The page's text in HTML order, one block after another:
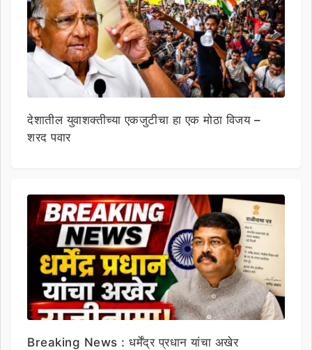
देशातील युवाशक्तीच्या एकजुटीचा हा एक मोठा विजय –
शरद पवार
Breaking News : धर्मेंद्र प्रधान यांचा अखेर